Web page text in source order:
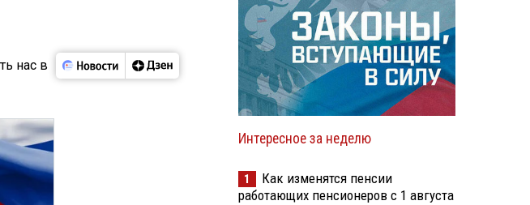
нас в
Интересное за неделю
1
Как изменятся пенсии
работающих пенсионеров с 1 августа